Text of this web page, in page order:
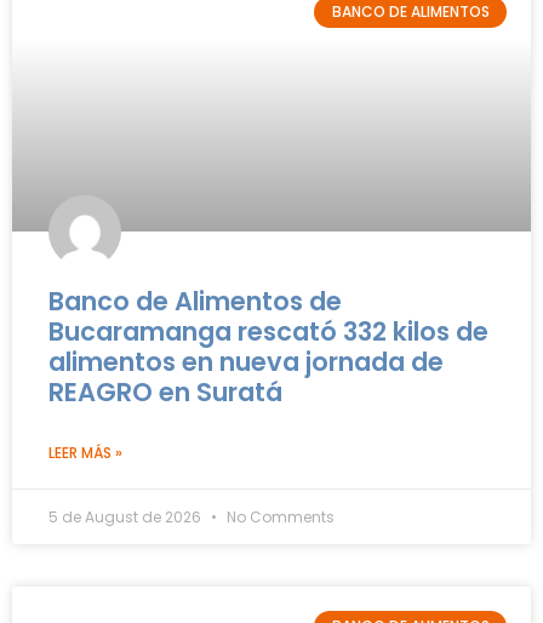
BANCO DE ALIMENTOS
Banco de Alimentos de
Bucaramanga rescató 332 kilos de
alimentos en nueva jornada de
REAGRO en Suratá
LEER MÁS »
5 de August de 2026 No Comments